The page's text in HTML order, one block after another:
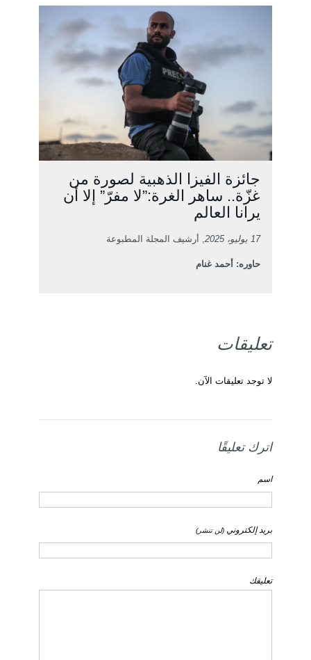
جائزة الفيزا الذهبية لصورة من
غزّة.. ساهر الغرة:”لا مفرّ” إلا أن
يرانا العالم
17 يوليو، 2025 , أرشيف المجلة المطبوعة
حاوره: أحمد غنام
تعليقات
لا توجد تعليقات الآن.
اترك تعليقًا
اسم
بريد إلكتروني (لن تنشر)
تعليقك